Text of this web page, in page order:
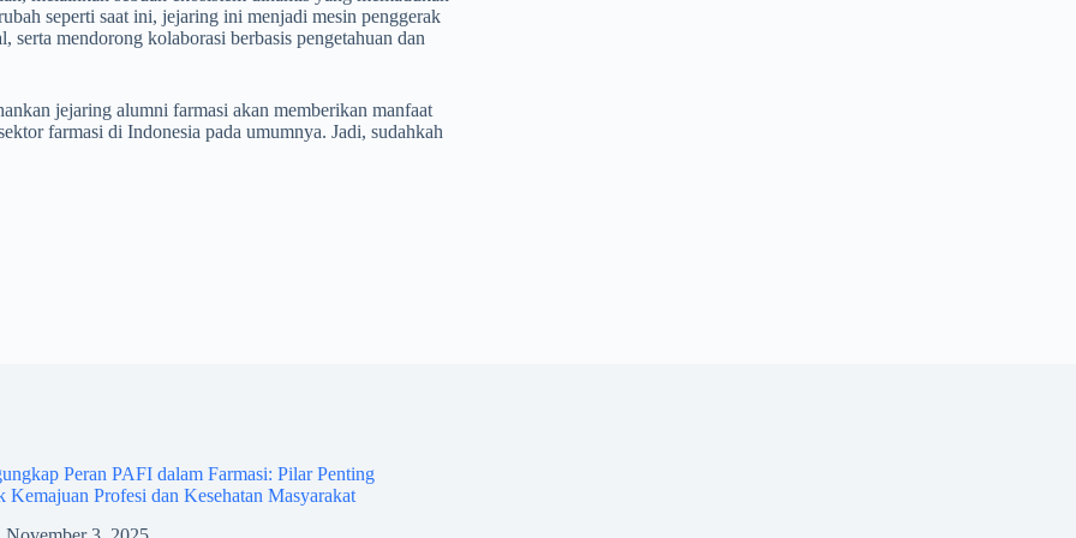
seperti saat ini, jejaring ini menjadi mesin penggerak
serta mendorong kolaborasi berbasis pengetahuan dan
jejaring alumni farmasi akan memberikan manfaat
farmasi di Indonesia pada umumnya. Jadi, sudahkah
Peran PAFI dalam Farmasi: Pilar Penting
Kemajuan Profesi dan Kesehatan Masyarakat